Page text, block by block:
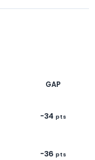
GAP
-34 pts
-36 pts